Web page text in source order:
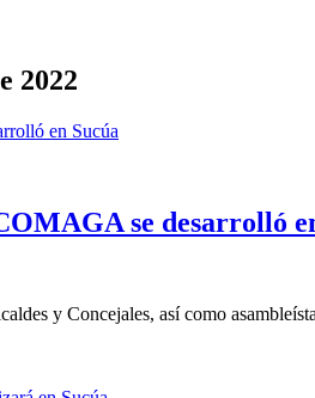
2022
se desarrolló
y Concejales, así como